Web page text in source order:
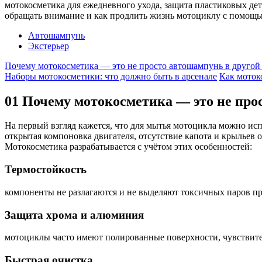
мотокосметика для ежедневного ухода, защита пластиковых
обращать внимание и как продлить жизнь мотоциклу с
Автошампунь
Экстерьер
Почему мотокосметика — это не просто автошампунь в другой
Наборы мотокосметики: что должно быть в арсенале Как
01 Почему мотокосметика — это не
На первый взгляд кажется, что для мытья мотоцикла можно
открытая компоновка двигателя, отсутствие капота и крыльев
Мотокосметика разрабатывается с учётом этих особенностей:
Термостойкость
компоненты не разлагаются и не выделяют токсичных паров
Защита хрома и алюминия
мотоциклы часто имеют полированные поверхности,